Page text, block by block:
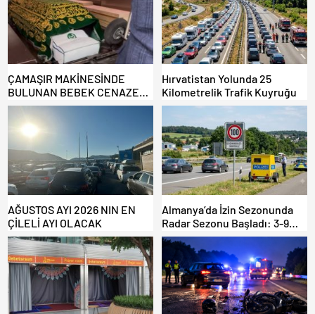
ÇAMAŞIR MAKİNESİNDE
BULUNAN BEBEK CENAZESİ
ŞOK ETTİ
Hırvatistan Yolunda 25
Kilometrelik Trafik Kuyruğu
AĞUSTOS AYI 2026 NIN EN
ÇİLELİ AYI OLACAK
Almanya’da İzin Sezonunda
Radar Sezonu Başladı: 3-9
Ağustos’ta Radar Hız
Denetimi Yapılacak!